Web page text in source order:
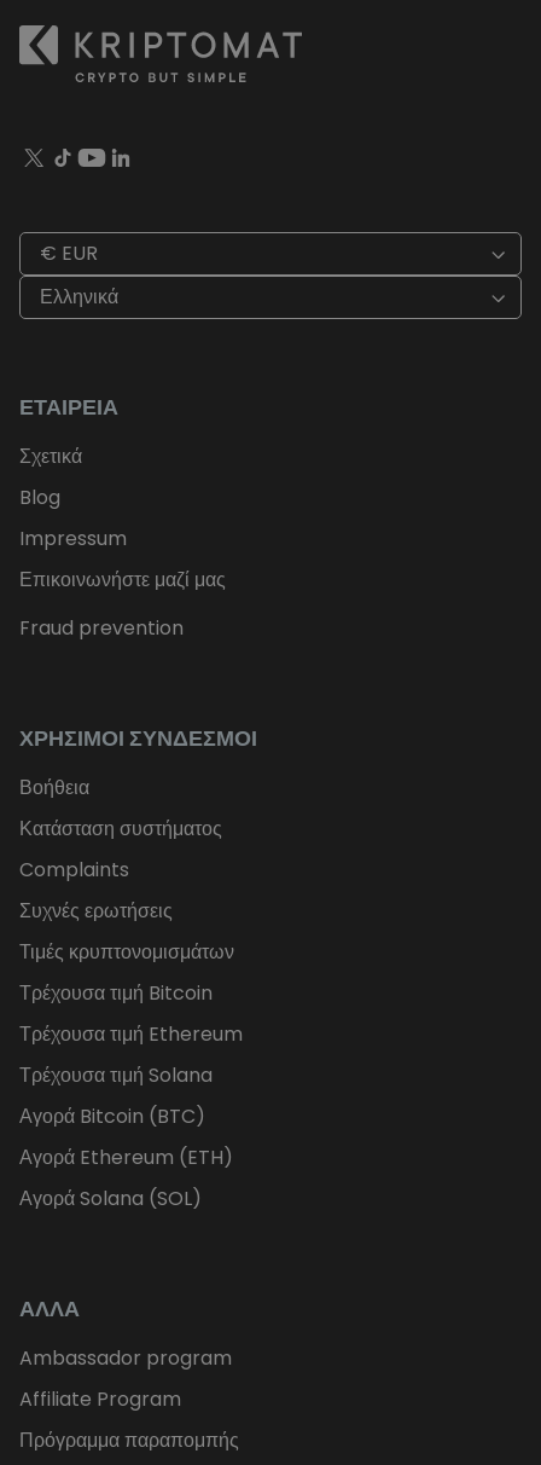
€ EUR
Ελληνικά
ΕΤΑΙΡΕΊΑ
Σχετικά
Blog
Impressum
Επικοινωνήστε μαζί μας
Fraud prevention
ΧΡΉΣΙΜΟΙ ΣΎΝΔΕΣΜΟΙ
Βοήθεια
Κατάσταση συστήματος
Complaints
Συχνές ερωτήσεις
Τιμές κρυπτονομισμάτων
Τρέχουσα τιμή Bitcoin
Τρέχουσα τιμή Ethereum
Τρέχουσα τιμή Solana
Αγορά Bitcoin (BTC)
Αγορά Ethereum (ETH)
Αγορά Solana (SOL)
ΑΛΛΑ
Ambassador program
Affiliate Program
Πρόγραμμα παραπομπής